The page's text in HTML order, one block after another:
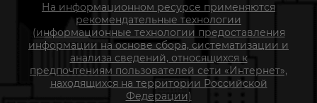
На информационном ресурсе применяются
рекомендательные технологии
(информационные технологии предоставления
информации на основе сбора, систематизации и
анализа сведений, относящихся к
предпочтениям пользователей сети «Интернет»,
находящихся на территории Российской
Федерации)